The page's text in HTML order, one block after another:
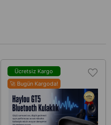
Ücretsiz Kargo
🚀 Bugün Kargoda!